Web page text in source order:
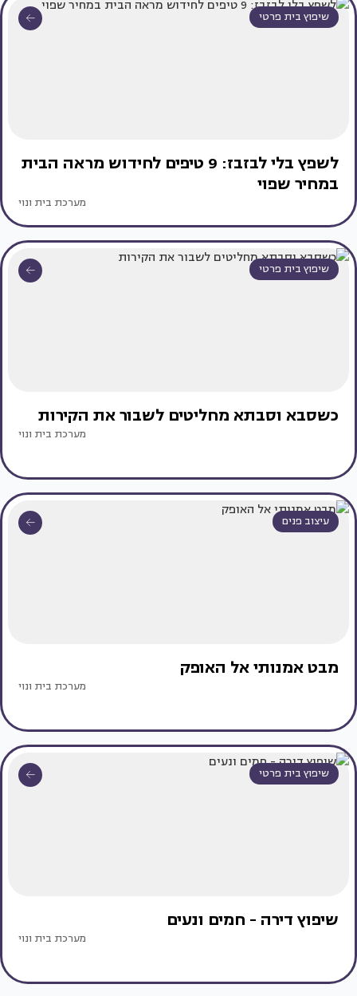
שיפוץ בית פרטי
לשפץ בלי לבזבז: 9 טיפים לחידוש מראה הבית
במחיר שפוי
מערכת בית ונוי
שיפוץ בית פרטי
כשסבא וסבתא מחליטים לשבור את הקירות
מערכת בית ונוי
עיצוב פנים
מבט אמנותי אל האופק
מערכת בית ונוי
שיפוץ בית פרטי
שיפוץ דירה - חמים ונעים
מערכת בית ונוי